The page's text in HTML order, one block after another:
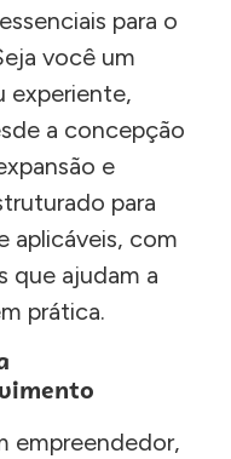
para o
você um
experiente,
a concepção
e
para
aplicáveis, com
que ajudam a
prática.
empreendedor,